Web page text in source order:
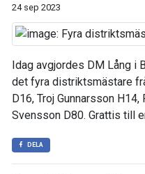
24 sep 2023
Idag avgjordes DM Lång i
det fyra distriktsmästare
D16, Troj Gunnarsson
Svensson D80. Grattis till
DELA